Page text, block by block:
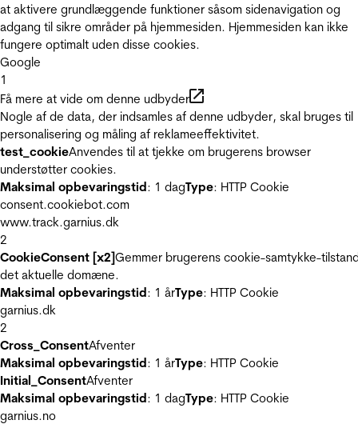
at aktivere grundlæggende funktioner såsom sidenavigation og
adgang til sikre områder på hjemmesiden. Hjemmesiden kan ikke
fungere optimalt uden disse cookies.
Google
1
Få mere at vide om denne udbyder
Nogle af de data, der indsamles af denne udbyder, skal bruges til
personalisering og måling af reklameeffektivitet.
test_cookieAnvendes til at tjekke om brugerens browser
understøtter cookies.
Maksimal opbevaringstid: 1 dagType: HTTP Cookie
consent.cookiebot.com
www.track.garnius.dk
2
CookieConsent [x2]Gemmer brugerens cookie-samtykke-
det aktuelle domæne.
Maksimal opbevaringstid: 1 årType: HTTP Cookie
garnius.dk
2
Cross_ConsentAfventer
Maksimal opbevaringstid: 1 årType: HTTP Cookie
Initial_ConsentAfventer
Maksimal opbevaringstid: 1 dagType: HTTP Cookie
garnius.no